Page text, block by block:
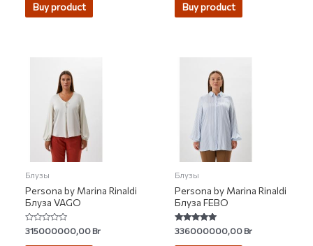
Buy product Buy product
Блузы
Persona by Marina Rinaldi
Блуза VAGO
Rated
0
out
315000000,00Br
Блузы
Persona by Marina Rinaldi
Блуза FEBO
Rated
5.00
out of 5
336000000,00Br